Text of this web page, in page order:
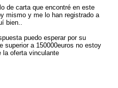
de carta que encontré en este
mismo y me lo han registrado a
bien..
puedo esperar por su
superior a 150000euros no estoy
la oferta vinculante